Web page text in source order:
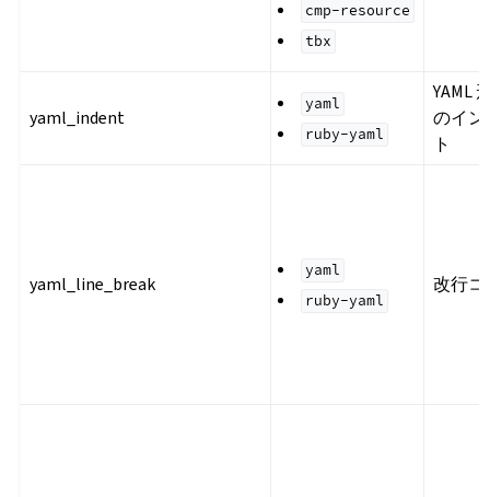
cmp-resource
tbx
yaml_indent
yaml
ruby-yaml
YAML
のイ
ト
yaml_line_break
yaml
ruby-yaml
改行